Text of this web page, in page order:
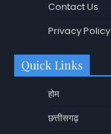
Contact Us
Privacy Policy
Quick Links
होम
छत्तीसगढ़